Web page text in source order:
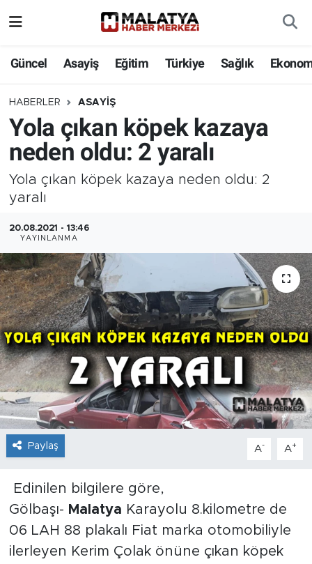
Güncel Asayiş Eğitim Türkiye Sağlık
HABERLER ASAYIŞ
Yola çıkan köpek kazaya
neden oldu: 2 yaralı
Yola çıkan köpek kazaya neden oldu: 2
yaralı
20.08.2021 - 13:46
YAYINLANMA
Paylaş A- A+
Edinilen bilgilere göre,
Gölbaşı- Malatya Karayolu 8.kilometre de
06 LAH 88 plakalı Fiat marka otomobiliyle
ilerleyen Kerim Çolak önüne çıkan köpek
Eğitim
Türkiye
Sağlık
Ekonomi
Güncel
Kültür
Teknoloji
İş İlanları
Dünya
Spor
Yazıhan
Yeşilyurt
Akçadağ